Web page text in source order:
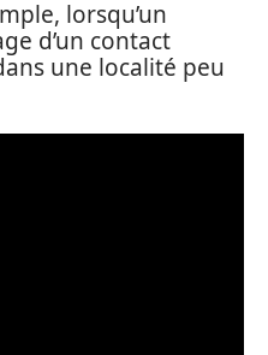
lorsqu’un
d’un contact
une localité peu